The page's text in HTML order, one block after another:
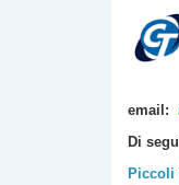
email:
Di
Piccoli